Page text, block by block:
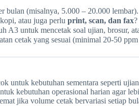
bulan (misalnya, 5.000 – 20.000 lembar).
atau juga perlu print, scan, dan fax?
A3 untuk mencetak soal ujian, brosur,
cetak yang sesuai (minimal 20-50
untuk kebutuhan sementara seperti
kebutuhan operasional harian agar
jika volume cetak bervariasi setiap